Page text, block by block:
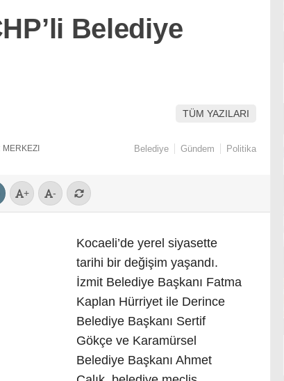
Belediye
TÜM YAZILARI
Belediye Gündem Politika
+ -
Kocaeli’de yerel siyasette
tarihi bir değişim yaşandı.
İzmit Belediye Başkanı Fatma
Kaplan Hürriyet ile Derince
Belediye Başkanı Sertif
Gökçe ve Karamürsel
Belediye Başkanı Ahmet